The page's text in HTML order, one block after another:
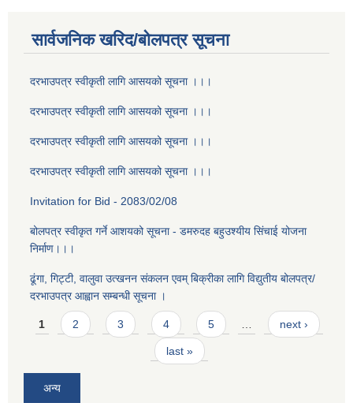
सार्वजनिक खरिद/बोलपत्र सूचना
दरभाउपत्र स्वीकृती लागि आसयको सूचना ।।।
दरभाउपत्र स्वीकृती लागि आसयको सूचना ।।।
दरभाउपत्र स्वीकृती लागि आसयको सूचना ।।।
दरभाउपत्र स्वीकृती लागि आसयको सूचना ।।।
Invitation for Bid - 2083/02/08
बोलपत्र स्वीकृत गर्ने आशयको सूचना - डमरुदह बहुउश्यीय सिंचाई योजना
निर्माण।।।
ढूंगा, गिट्टी, वालुवा उत्खनन संकलन एवम् बिक्रीका लागि विद्युतीय बोलपत्र/
दरभाउपत्र आह्वान सम्बन्धी सूचना ।
Pages
1 2 3 4 5 … next ›
last »
अन्य